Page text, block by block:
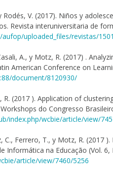
Rodés, V. (2017). Niños y
Revista interuniversitaria de
uploaded_files/revistas/
A., y Motz, R. (2017) .
American Conference on
document/8120930/
R. (2017 ). Application of
do Congresso
index.php/wcbie/article/view/
C., Ferrero, T., y Motz, R. (2017
Informática na Educação (Vol. 6,
article/view/7460/5256